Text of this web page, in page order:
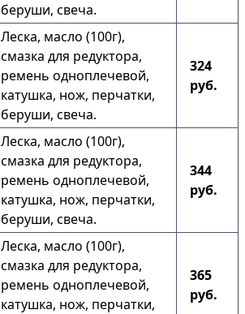
беруши, свеча.
Леска, масло (100г),
смазка для редуктора,
ремень одноплечевой,
катушка, нож, перчатки,
беруши, свеча.
324
руб.
Леска, масло (100г),
смазка для редуктора,
ремень одноплечевой,
катушка, нож, перчатки,
беруши, свеча.
344
руб.
Леска, масло (100г),
смазка для редуктора,
ремень одноплечевой,
катушка, нож, перчатки,
365
руб.